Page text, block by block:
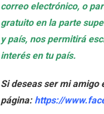
correo electrónico, o
gratuito en la parte
y país, nos permitirá
interés en tu país.
Si deseas ser mi amigo
página: https://